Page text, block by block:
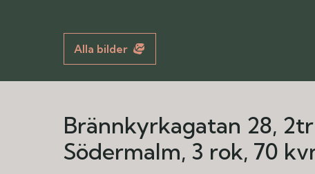
Alla bilder
Brännkyrkagatan 28, 2tr
Södermalm 3 rok 70